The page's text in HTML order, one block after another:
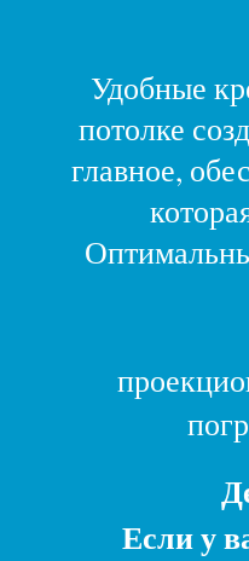
Удобные
потолке
главное,
Если у